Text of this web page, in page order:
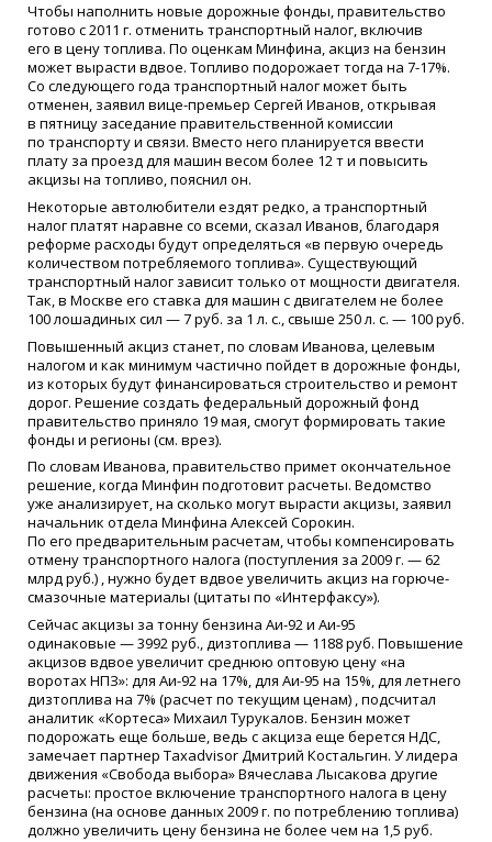
Чтобы наполнить новые дорожные фонды, правительство
готово с 2011 г. отменить транспортный налог, включив
его в цену топлива. По оценкам Минфина, акциз на бензин
может вырасти вдвое. Топливо подорожает тогда на 7-17%.
Со следующего года транспортный налог может быть
отменен, заявил вице-премьер Сергей Иванов, открывая
в пятницу заседание правительственной комиссии
по транспорту и связи. Вместо него планируется ввести
плату за проезд для машин весом более 12 т и повысить
акцизы на топливо, пояснил он.
Некоторые автолюбители ездят редко, а транспортный
налог платят наравне со всеми, сказал Иванов, благодаря
реформе расходы будут определяться «в первую очередь
количеством потребляемого топлива». Существующий
транспортный налог зависит только от мощности двигателя.
Так, в Москве его ставка для машин с двигателем не более
100 лошадиных сил — 7 руб. за 1 л. с., свыше 250 л. с. — 100 руб.
Повышенный акциз станет, по словам Иванова, целевым
налогом и как минимум частично пойдет в дорожные фонды,
из которых будут финансироваться строительство и ремонт
дорог. Решение создать федеральный дорожный фонд
правительство приняло 19 мая, смогут формировать такие
фонды и регионы (см. врез).
По словам Иванова, правительство примет окончательное
решение, когда Минфин подготовит расчеты. Ведомство
уже анализирует, на сколько могут вырасти акцизы, заявил
начальник отдела Минфина Алексей Сорокин.
По его предварительным расчетам, чтобы компенсировать
отмену транспортного налога (поступления за 2009 г. — 62
млрд руб.) , нужно будет вдвое увеличить акциз на горюче-
смазочные материалы (цитаты по «Интерфаксу»).
Сейчас акцизы за тонну бензина Аи-92 и Аи-95
одинаковые — 3992 руб., дизтоплива — 1188 руб. Повышение
акцизов вдвое увеличит среднюю оптовую цену «на
воротах НПЗ»: для Аи-92 на 17%, для Аи-95 на 15%, для летнего
дизтоплива на 7% (расчет по текущим ценам) , подсчитал
аналитик «Кортеса» Михаил Турукалов. Бензин может
подорожать еще больше, ведь с акциза еще берется НДС,
замечает партнер Taxadvisor Дмитрий Костальгин. У лидера
движения «Свобода выбора» Вячеслава Лысакова другие
расчеты: простое включение транспортного налога в цену
бензина (на основе данных 2009 г. по потреблению топлива)
должно увеличить цену бензина не более чем на 1,5 руб.